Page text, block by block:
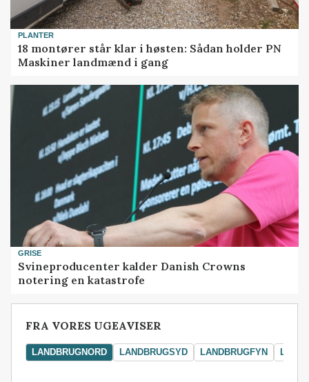
PLANTER
18 montører står klar i høsten: Sådan holder PN
Maskiner landmænd i gang
GRISE
Svineproducenter kalder Danish Crowns
notering en katastrofe
FRA VORES UGEAVISER
LANDBRUGNORD LANDBRUGSYD LANDBRUGFYN